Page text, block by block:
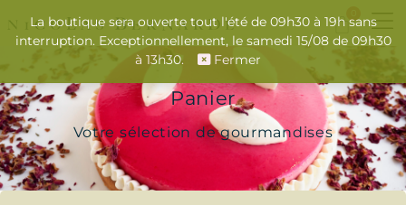
Panier
Votre sélection de gourmandises
La boutique sera ouverte tout l'été de 09h30 à 19h sans
interruption. Exceptionnellement, le samedi 15/08 de 09h30
à 13h30.
Fermer